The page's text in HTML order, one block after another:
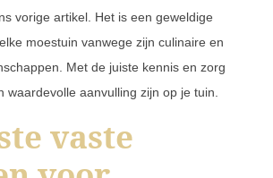
vorige artikel. Het is een geweldige
moestuin vanwege zijn culinaire en
Met de juiste kennis en zorg
waardevolle aanvulling zijn op je tuin.
vaste